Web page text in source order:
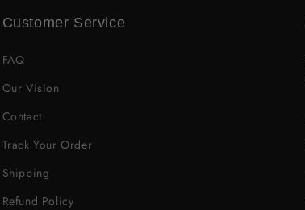
Customer Service
FAQ
Our Vision
Contact
Track Your Order
Shipping
Refund Policy